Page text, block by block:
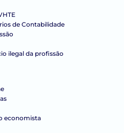
de Contabilidade
ilegal da profissão
economista